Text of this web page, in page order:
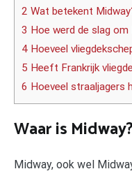
2 Wat betekent
3 Hoe werd de slag om
4 Hoeveel
5 Heeft Frankrijk
6 Hoeveel straaljagers
Waar is Midway?
Midway, ook wel